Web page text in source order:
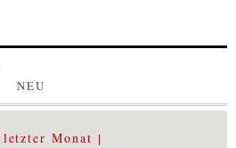
NEU
letzter Monat